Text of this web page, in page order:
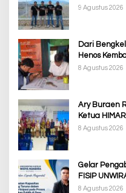
Korban
9 Agustus 2026
Dari
Henos
8 Agustus 2026
Ary Buraen
Ketua
8 Agustus 2026
Gelar
FISIP
Masyarakat
8 Agustus 2026